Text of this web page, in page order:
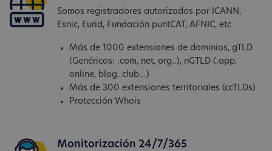
Somos registradores autorizados por ICANN,
Esnic, Eurid, Fundación puntCAT, AFNIC, etc
Más de 1000 extensiones de dominios, gTLD
(Genéricos: .com, net, org..), nGTLD (.app,
online, blog. club...)
Más de 300 extensiones territoriales (ccTLDs)
Protección Whois
Monitorización 24/7/365